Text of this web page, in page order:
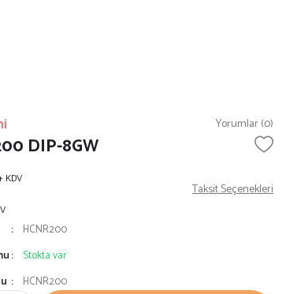
Yorumlar (0)
DIP-8GW
KDV
Taksit Seçenekleri
HCNR200
Stokta var
HCNR200